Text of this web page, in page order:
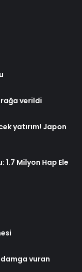
verildi
yatırım! Japon
Milyon Hap Ele
vuran